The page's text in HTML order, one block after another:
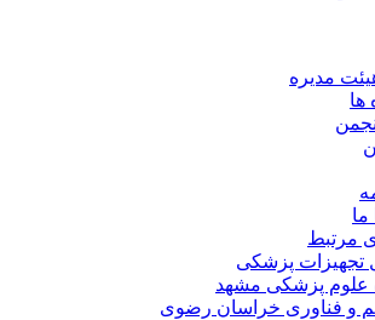
مدیره
ها
ما
مرتبط
تجهیزات پزشکی
علوم پزشکی مشهد
و فناوری خراسان رضوی